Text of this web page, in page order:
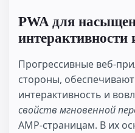
PWA для
интерактивности
Прогрессивные веб-
стороны,
интерактивность и
свойств мгновенной
AMP-страницам. В их